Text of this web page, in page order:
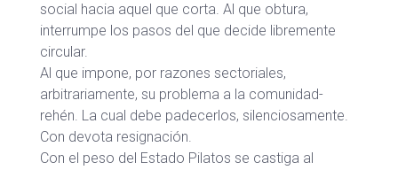
social hacia aquel que corta. Al que obtura,
interrumpe los pasos del que decide libremente
circular.
Al que impone, por razones sectoriales,
arbitrariamente, su problema a la comunidad-
rehén. La cual debe padecerlos, silenciosamente.
Con devota resignación.
Con el peso del Estado Pilatos se castiga al